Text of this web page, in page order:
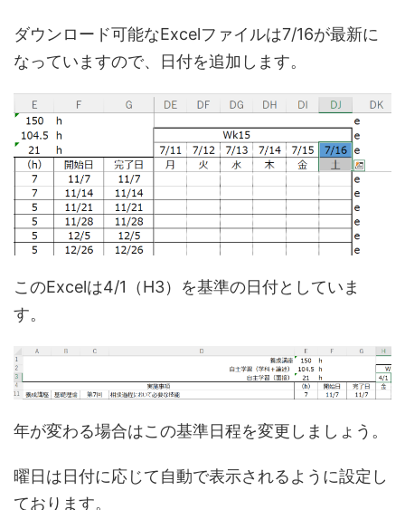
ダウンロード可能なExcelファイルは7/16が最新に
なっていますので、日付を追加します。
このExcelは4/1（H3）を基準の日付としていま
す。
年が変わる場合はこの基準日程を変更しましょう。
曜日は日付に応じて自動で表示されるように設定し
ております。